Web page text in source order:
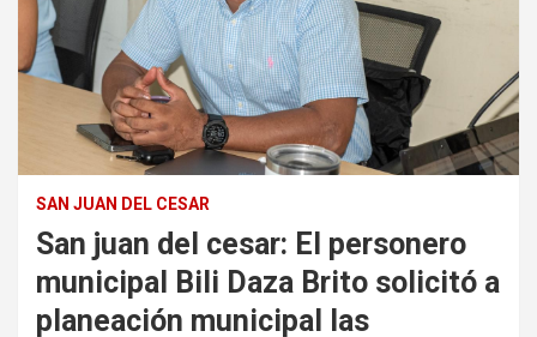
SAN JUAN DEL CESAR
San juan del cesar: El personero
municipal Bili Daza Brito solicitó a
planeación municipal las